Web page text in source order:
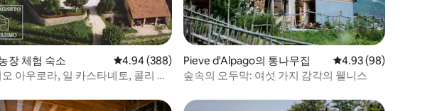
후기 110개
장 체험 숙소 평점 4.94점(5점 만점), 후기 388개
4.94 (388)
아우로라, 일 카스타녜토, 콜리 에
Pieve d'Alpago의 통나무집 평점 4.93점(5점 만점),
4.93 (98)
숲속의 오두막: 여섯 가지 감각의 웰니스